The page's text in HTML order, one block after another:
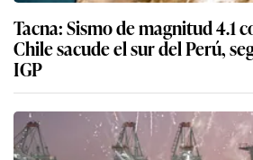
Tacna: Sismo de magnitud 4.1
Chile sacude el sur del Perú,
IGP